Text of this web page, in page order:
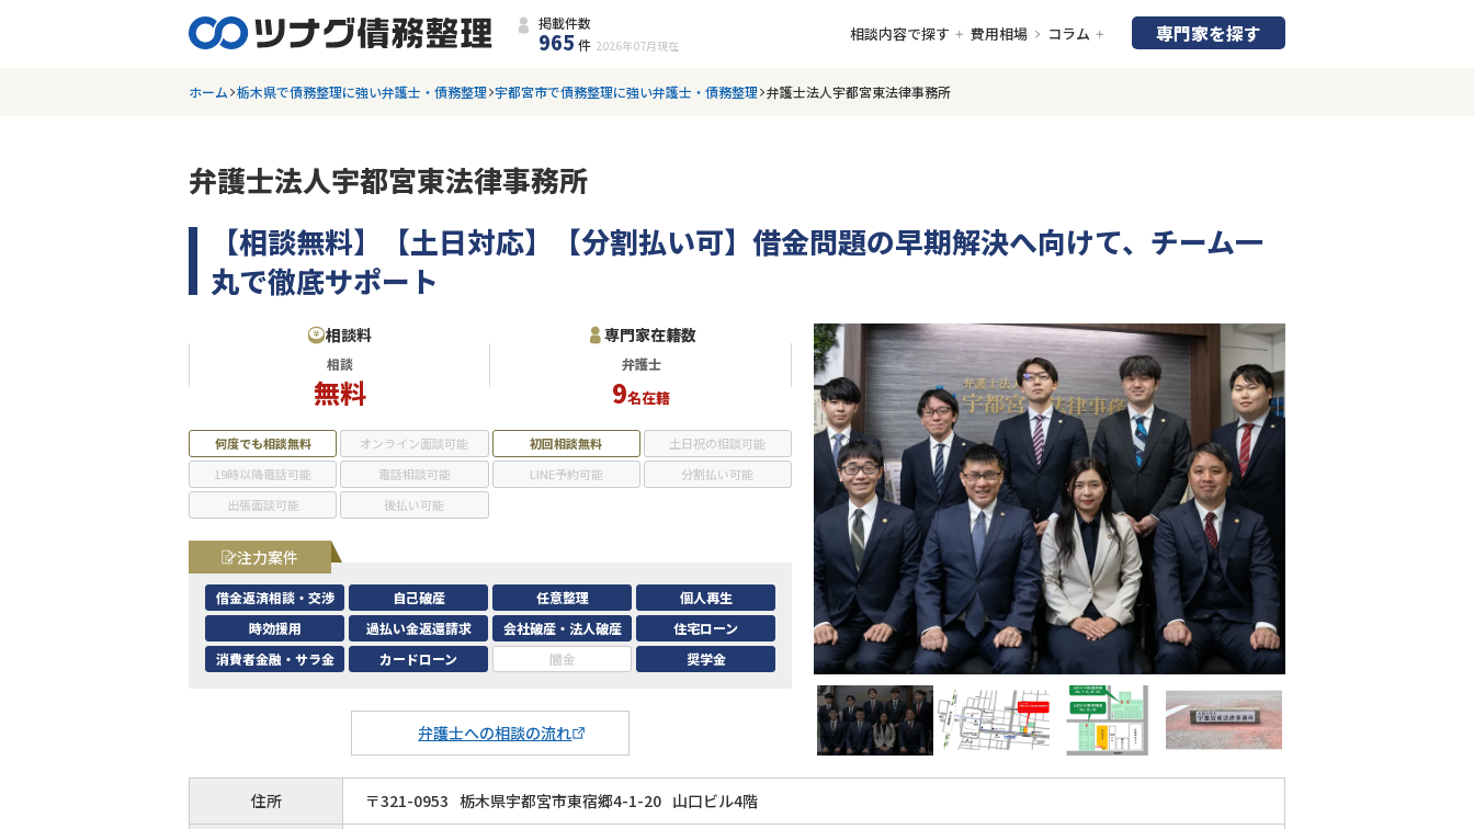
掲載件数
965 件 2026年07月 現在
相談内容で探す 費用相場 コラム 専門家を探す
ホーム 栃木県で債務整理に強い弁護士・債務整理 宇都宮市で債務整理に強い弁護士・債務整理 弁護士法人宇都宮東法律事務所
弁護士法人宇都宮東法律事務所
【相談無料】【土日対応】【分割払い可】借金問題の早期解決へ向けて、チーム一
丸で徹底サポート
相談料
相談
無料
専門家在籍数
弁護士
9名在籍
何度でも相談無料 オンライン面談可能 初回相談無料
土日祝の相談可能
19時以降電話可能
電話相談可能 LINE予約可能
分割払い可能
出張面談可能
後払い可能
弁護士への相談の流れ
注力案件
借金返済相談・交渉 自己破産 任意整理
個人再生
時効援用
過払い金返還請求 会社破産・法人破産
住宅ローン
消費者金融・サラ金
カードローン 闇金 奨学金
住所 〒321-0953 栃木県宇都宮市東宿郷4-1-20 山口ビル4階